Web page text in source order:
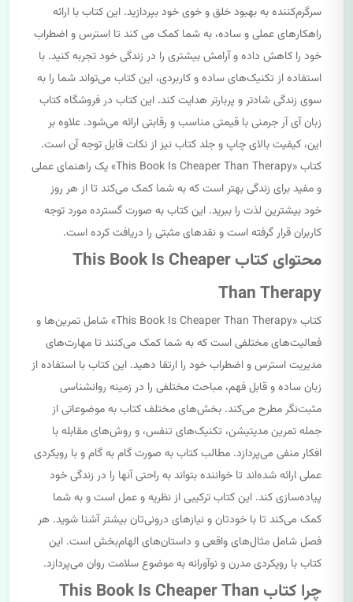
سرگرم‌کننده به بهبود خلق و خوی خود بپردازید. این کتاب با ارائه
راهکارهای عملی و ساده، به شما کمک می کند تا استرس و اضطراب
خود را کاهش داده و آرامش بیشتری را در زندگی خود تجربه کنید. با
استفاده از تکنیک‌های ساده و کاربردی، این کتاب می‌تواند شما را به
سوی زندگی شادتر و پربارتر هدایت کند. این کتاب در فروشگاه کتاب
زبان آی آر جرمنی با قیمتی مناسب و رقابتی ارائه می‌شود. علاوه بر
این، کیفیت بالای چاپ و جلد کتاب نیز از نکات قابل توجه آن است.
کتاب «This Book Is Cheaper Than Therapy» یک راهنمای عملی
و مفید برای زندگی بهتر است که به شما کمک می‌کند تا از هر روز
خود بیشترین لذت را ببرید. این کتاب به صورت گسترده مورد توجه
کاربران قرار گرفته است و نقدهای مثبتی را دریافت کرده است.
محتوای کتاب This Book Is Cheaper
Than Therapy
کتاب «This Book Is Cheaper Than Therapy» شامل تمرین‌ها و
فعالیت‌های مختلفی است که به شما کمک می‌کنند تا مهارت‌های
مدیریت استرس و اضطراب خود را ارتقا دهید. این کتاب با استفاده از
زبان ساده و قابل فهم، مباحث مختلفی را در زمینه روانشناسی
مثبت‌نگر مطرح می‌کند. بخش‌های مختلف کتاب به موضوعاتی از
جمله تمرین مدیتیشن، تکنیک‌های تنفس، و روش‌های مقابله با
افکار منفی می‌پردازد. مطالب کتاب به صورت گام به گام و با رویکردی
عملی ارائه شده‌اند تا خواننده بتواند به راحتی آنها را در زندگی خود
پیاده‌سازی کند. این کتاب ترکیبی از نظریه و عمل است و به شما
کمک می‌کند تا با خودتان و نیازهای درونی‌تان بیشتر آشنا شوید. هر
فصل شامل مثال‌های واقعی و داستان‌های الهام‌بخش است. این
کتاب با رویکردی مدرن و نوآورانه به موضوع سلامت روان می‌پردازد.
چرا کتاب This Book Is Cheaper Than